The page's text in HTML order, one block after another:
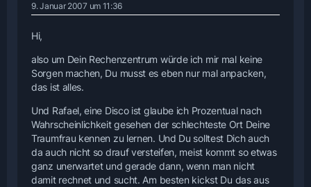
9. Januar 2007 um 11:36
Hi,
also um Dein Rechenzentrum würde ich mir mal keine
Sorgen machen, Du musst es eben nur mal anpacken,
das ist alles.
Und Rafael, eine Disco ist glaube ich Prozentual nach
Wahrscheinlichkeit gesehen der schlechteste Ort Deine
Traumfrau kennen zu lernen. Und Du solltest Dich auch
da auch nicht so drauf versteifen, meist kommt so etwas
ganz unerwartet und gerade dann, wenn man nicht
damit rechnet und sucht. Am besten kickst Du das aus